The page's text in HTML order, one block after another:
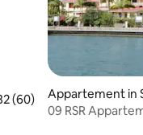
beoordeling van
(60)
Appartement in
e's
09 RSR